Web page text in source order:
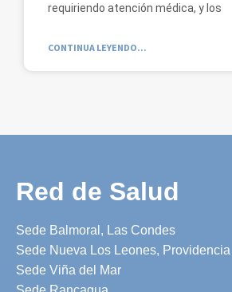
requiriendo atención médica, y los
CONTINUA LEYENDO...
Red de Salud
Sede Balmoral, Las Condes
Sede Nueva Los Leones, Providencia
Sede Viña del Mar